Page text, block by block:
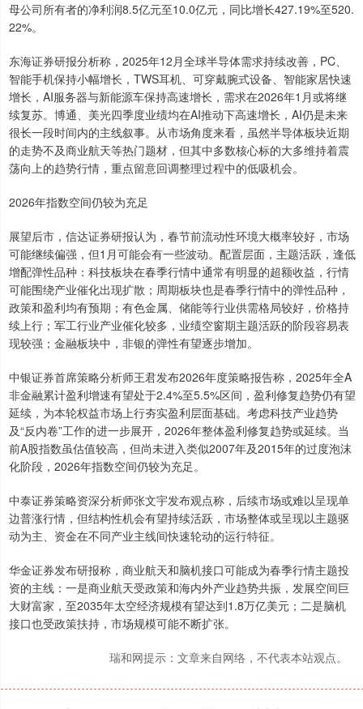
母公司所有者的净利润8.5亿元至10.0亿元，同比增长427.19%至520.
22%。
东海证券研报分析称，2025年12月全球半导体需求持续改善，PC、
智能手机保持小幅增长，TWS耳机、可穿戴腕式设备、智能家居快速
增长，AI服务器与新能源车保持高速增长，需求在2026年1月或将继
续复苏。博通、美光四季度业绩均在AI推动下高速增长，AI仍是未来
很长一段时间内的主线叙事。从市场角度来看，虽然半导体板块近期
的走势不及商业航天等热门题材，但其中多数核心标的大多维持着震
荡向上的趋势行情，重点留意回调整理过程中的低吸机会。
2026年指数空间仍较为充足
展望后市，信达证券研报认为，春节前流动性环境大概率较好，市场
可能继续偏强，但1月可能会有一些波动。配置层面，主题活跃，逢低
增配弹性品种：科技板块在春季行情中通常有明显的超额收益，行情
可能围绕产业催化出现扩散；周期板块也是春季行情中的弹性品种，
政策和盈利均有预期；有色金属、储能等行业供需格局较好，价格持
续上行；军工行业产业催化较多，业绩空窗期主题活跃的阶段容易表
现较强；金融板块中，非银的弹性有望逐步增加。
中银证券首席策略分析师王君发布2026年度策略报告称，2025年全A
非金融累计盈利增速有望处于2.4%至5.5%区间，盈利修复趋势仍有望
延续，为本轮权益市场上行夯实盈利层面基础。考虑科技产业趋势
及“反内卷”工作的进一步展开，2026年整体盈利修复趋势或延续。当
前A股指数虽估值较高，但尚未进入类似2007年及2015年的过度泡沫
化阶段，2026年指数空间仍较为充足。
中泰证券策略资深分析师张文宇发布观点称，后续市场或难以呈现单
边普涨行情，但结构性机会有望持续活跃，市场整体或呈现以主题驱
动为主、资金在不同产业主线间快速轮动的运行特征。
华金证券发布研报称，商业航天和脑机接口可能成为春季行情主题投
资的主线：一是商业航天受政策和海内外产业趋势共振，发展空间巨
大财富家，至2035年太空经济规模有望达到1.8万亿美元；二是脑机
接口也受政策扶持，市场规模可能不断扩张。
瑞和网提示：文章来自网络，不代表本站观点。